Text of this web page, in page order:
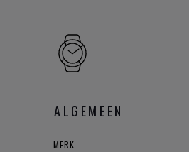
Type sluiting: Stalen gesp
Functies: Chronograaf
Uurwerk: Miyota kwarts
Een krachtig, sportief en stijlvol
mannelijke en gedurfde uitstraling
ALGEMEEN
MERK